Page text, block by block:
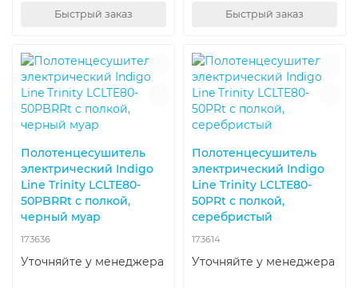
Быстрый заказ Быстрый заказ
Полотенцесушитель
электрический Indigo
Line Trinity LСLTE80-
50PBRRt с полкой,
черный муар
173636
Уточняйте у менеджера
Полотенцесушитель
электрический Indigo
Line Trinity LСLTE80-
50PRt с полкой,
серебристый
173614
Уточняйте у менеджера